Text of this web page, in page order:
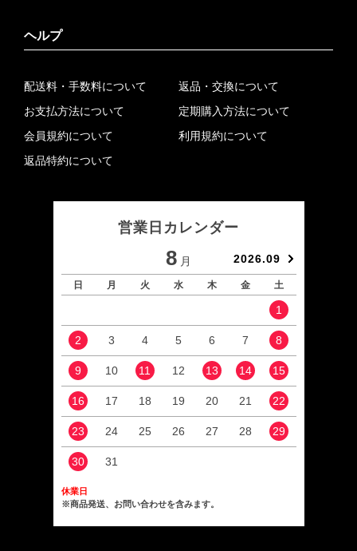
ヘルプ
配送料・手数料について
お支払方法について
会員規約について
返品特約について
返品・交換について
定期購入方法について
利用規約について
営業日カレンダー
8 月 2026.09
日 月 火 水 木 金 土
1
2 3 4 5 6 7 8
9 10 11 12 13 14 15
16 17 18 19 20 21 22
23 24 25 26 27 28 29
30 31
休業日
※商品発送、お問い合わせを含みます。